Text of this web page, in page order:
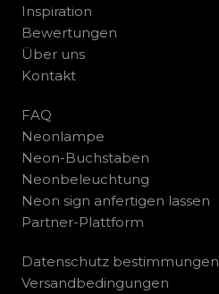
Inspiration
Bewertungen
Über uns
Kontakt
FAQ
Neonlampe
Neon-Buchstaben
Neonbeleuchtung
Neon sign anfertigen lassen
Partner-Plattform
Datenschutz bestimmungen
Versandbedingungen